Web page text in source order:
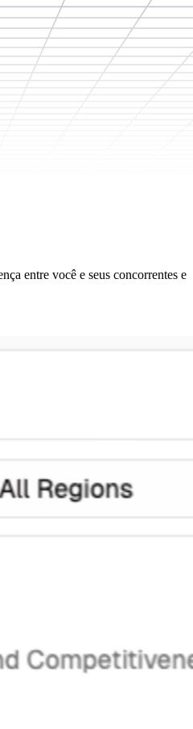
entre você e seus concorrentes e